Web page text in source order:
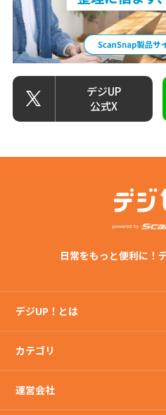
デジUP
公式X
日常をもっと便利に！
デジUP！とは
カテゴリ
運営会社